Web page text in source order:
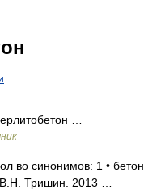
…
во синонимов: 1 • бетон
Тришин. 2013 …